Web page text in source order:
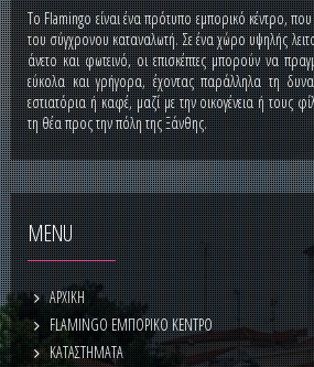
Το Flamingo είναι ένα πρότυπο εμπορικό κέντρο, που
του σύγχρονου καταναλωτή. Σε ένα χώρο υψηλής
άνετο και φωτεινό, οι επισκέπτες μπορούν να
εύκολα και γρήγορα, έχοντας παράλληλα τη
εστιατόρια ή καφέ, μαζί με την οικογένεια ή τους
τη θέα προς την πόλη της Ξάνθης.
MENU
ΑΡΧΙΚΗ
FLAMINGO ΕΜΠΟΡΙΚΟ ΚΕΝΤΡΟ
ΚΑΤΑΣΤΗΜΑΤΑ